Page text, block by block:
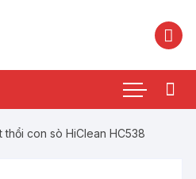
thổi con sò HiClean HC538